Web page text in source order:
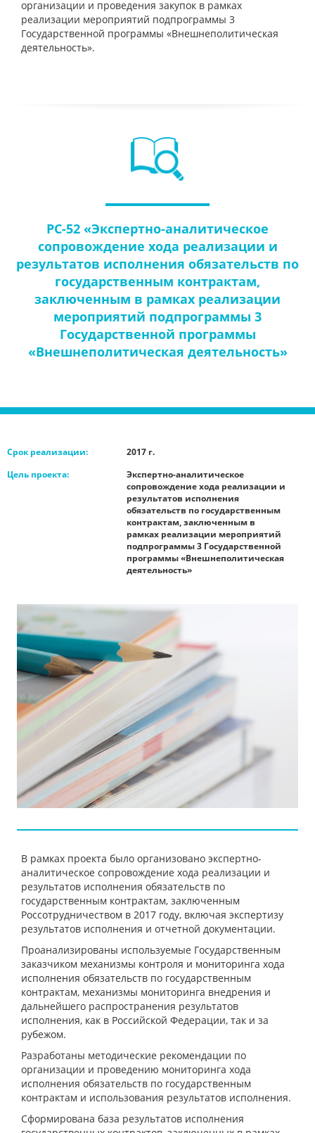
организации и проведения закупок в рамках
реализации мероприятий подпрограммы 3
Государственной программы «Внешнеполитическая
деятельность».
РС-52 «Экспертно-аналитическое
сопровождение хода реализации и
результатов исполнения обязательств по
государственным контрактам,
заключенным в рамках реализации
мероприятий подпрограммы 3
Государственной программы
«Внешнеполитическая деятельность»
Срок реализации:
Цель проекта:
2017 г.
Экспертно-аналитическое
сопровождение хода реализации и
результатов исполнения
обязательств по государственным
контрактам, заключенным в
рамках реализации мероприятий
подпрограммы 3 Государственной
программы «Внешнеполитическая
деятельность»
В рамках проекта было организовано экспертно-
аналитическое сопровождение хода реализации и
результатов исполнения обязательств по
государственным контрактам, заключенным
Россотрудничеством в 2017 году, включая экспертизу
результатов исполнения и отчетной документации.
Проанализированы используемые Государственным
заказчиком механизмы контроля и мониторинга хода
исполнения обязательств по государственным
контрактам, механизмы мониторинга внедрения и
дальнейшего распространения результатов
исполнения, как в Российской Федерации, так и за
рубежом.
Разработаны методические рекомендации по
организации и проведению мониторинга хода
исполнения обязательств по государственным
контрактам и использования результатов исполнения.
Сформирована база результатов исполнения